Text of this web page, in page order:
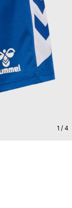
1 / 4